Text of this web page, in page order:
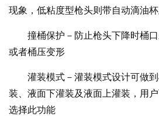
现象，低粘度型枪头则带自动滴油
撞桶保护－防止枪头下降时桶
或者桶压变形
灌装模式－灌装模式设计可做
装、液面下灌装及液面上灌装，用
选择此功能